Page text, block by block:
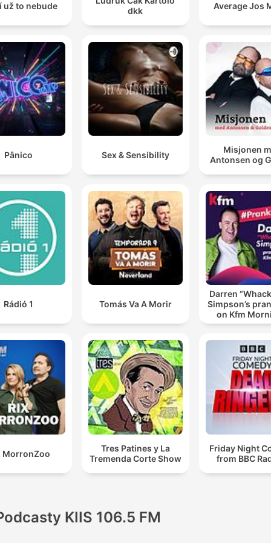
už to nebude
dkk
Average Jos
Pânico Sex & Sensibility
Misjonen
Antonsen og
Rádió 1 Tomás Va A Morir
Darren
Simpson’s
on Kfm
MorronZoo
Tres Patines y La
Tremenda Corte Show
Friday Night
from BBC
KIIS 106.5 FM